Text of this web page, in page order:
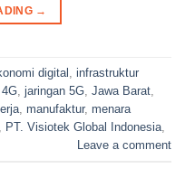
→
digital
infrastruktur
jaringan 5G Jawa Barat
manufaktur, menara
PT. Visiotek Global Indonesia
Leave a comment